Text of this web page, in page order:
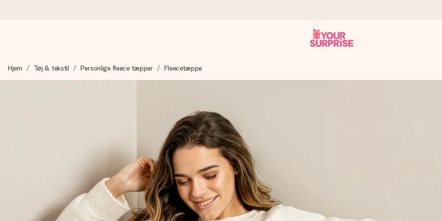
Vi laver din gave med omhu og sender den lynhurtigt – så du kan give den på det helt rette tidspunkt, når den betyder allermest.
Vores gaver inspirerer. Kunderne giver os 4,7 på Google Reviews.
Gratis kort med hilsen
Lav noget særligt i blot få trin – med hendes navn, et billede af dig eller en besked, der går lige i hendes hjerte. Intet besvær
Hjem Tøj & tekstil Personlige fleece tæpper Fleecetæppe